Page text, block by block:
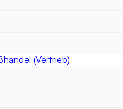
(Vertrieb)